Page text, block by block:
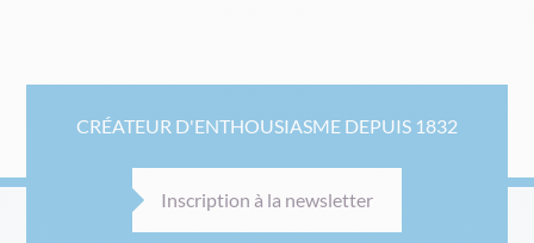
BARRIÈRES DE CHANTIER
PANNEAU DE SIGNALISATION RUBALISES
CRÉATEUR D'ENTHOUSIASME DEPUIS 1832
Inscription à la newsletter